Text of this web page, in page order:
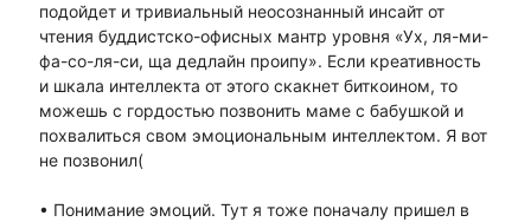
подойдет и тривиальный неосознанный инсайт от
чтения буддистско-офисных мантр уровня «Ух, ля-ми-
фа-со-ля-си, ща дедлайн проипу». Если креативность
и шкала интеллекта от этого скакнет биткоином, то
можешь с гордостью позвонить маме с бабушкой и
похвалиться свом эмоциональным интеллектом. Я вот
не позвонил(
• Понимание эмоций. Тут я тоже поначалу пришел в